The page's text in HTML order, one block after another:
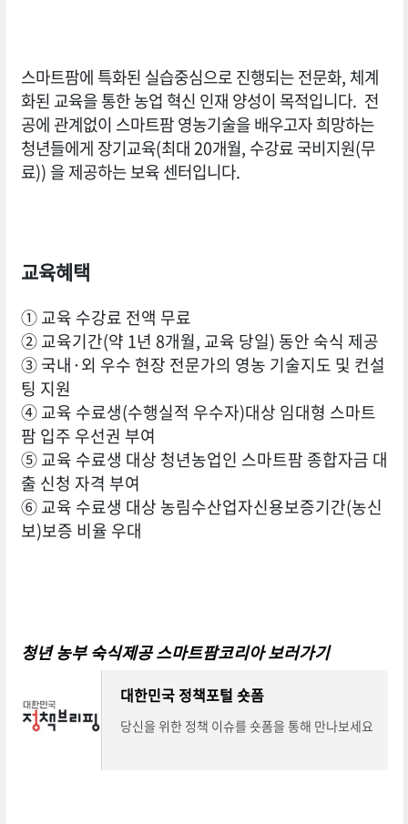
스마트팜에 특화된 실습중심으로 진행되는 전문화, 체계
화된 교육을 통한 농업 혁신 인재 양성이 목적입니다. 전
공에 관계없이 스마트팜 영농기술을 배우고자 희망하는
청년들에게 장기교육(최대 20개월, 수강료 국비지원(무
료)) 을 제공하는 보육 센터입니다.
교육혜택
① 교육 수강료 전액 무료
② 교육기간(약 1년 8개월, 교육 당일) 동안 숙식 제공
③ 국내·외 우수 현장 전문가의 영농 기술지도 및 컨설
팅 지원
④ 교육 수료생(수행실적 우수자)대상 임대형 스마트
팜 입주 우선권 부여
⑤ 교육 수료생 대상 청년농업인 스마트팜 종합자금 대
출 신청 자격 부여
⑥ 교육 수료생 대상 농림수산업자신용보증기간(농신
보)보증 비율 우대
청년 농부 숙식제공 스마트팜코리아 보러가기
대한민국 정책포털 숏폼
당신을 위한 정책 이슈를 숏폼을 통해 만나보세요